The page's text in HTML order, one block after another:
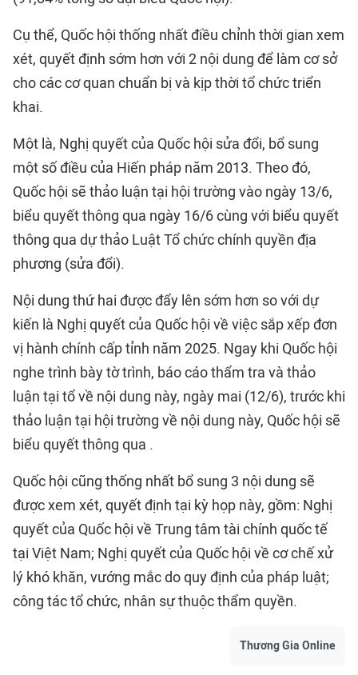
Cụ thể, Quốc hội thống nhất điều chỉnh thời gian xem
xét, quyết định sớm hơn với 2 nội dung để làm cơ sở
cho các cơ quan chuẩn bị và kịp thời tổ chức triển
khai.
Một là, Nghị quyết của Quốc hội sửa đổi, bổ sung
một số điều của Hiến pháp năm 2013. Theo đó,
Quốc hội sẽ thảo luận tại hội trường vào ngày 13/6,
biểu quyết thông qua ngày 16/6 cùng với biểu quyết
thông qua dự thảo Luật Tổ chức chính quyền địa
phương (sửa đổi).
Nội dung thứ hai được đẩy lên sớm hơn so với dự
kiến là Nghị quyết của Quốc hội về việc sắp xếp đơn
vị hành chính cấp tỉnh năm 2025. Ngay khi Quốc hội
nghe trình bày tờ trình, báo cáo thẩm tra và thảo
luận tại tổ về nội dung này, ngày mai (12/6), trước khi
thảo luận tại hội trường về nội dung này, Quốc hội sẽ
biểu quyết thông qua .
Quốc hội cũng thống nhất bổ sung 3 nội dung sẽ
được xem xét, quyết định tại kỳ họp này, gồm: Nghị
quyết của Quốc hội về Trung tâm tài chính quốc tế
tại Việt Nam; Nghị quyết của Quốc hội về cơ chế xử
lý khó khăn, vướng mắc do quy định của pháp luật;
công tác tổ chức, nhân sự thuộc thẩm quyền.
Thương Gia Online